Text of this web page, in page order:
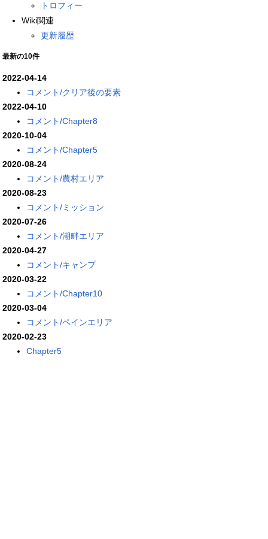
トロフィー
Wiki関連
更新履歴
最新の10件
2022-04-14
コメント/クリア後の要素
2022-04-10
コメント/Chapter8
2020-10-04
コメント/Chapter5
2020-08-24
コメント/農村エリア
2020-08-23
コメント/ミッション
2020-07-26
コメント/湖畔エリア
2020-04-27
コメント/キャンプ
2020-03-22
コメント/Chapter10
2020-03-04
コメント/ペインエリア
2020-02-23
Chapter5